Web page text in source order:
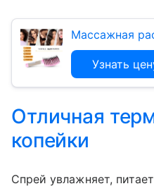
Массажная
Узнать
Отличная
копейки
Спрей увлажняет,